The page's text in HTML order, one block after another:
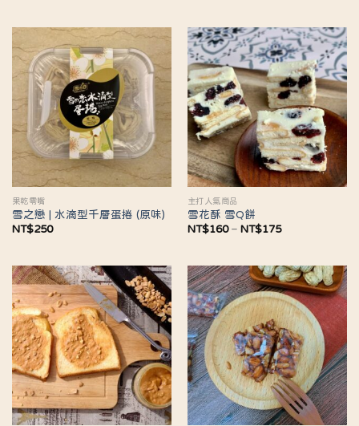
果乾零嘴
雪之戀 | 水滴型千層蛋捲 (原味)
NT$250
主打人氣商品
雪花酥 雪Q餅
NT$160 – NT$175價
NT$160
到
NT$175